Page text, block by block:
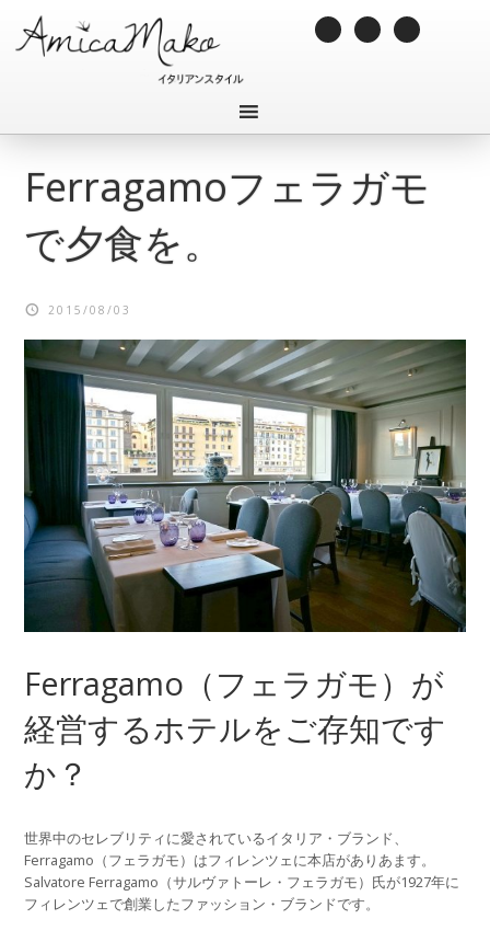
Ferragamoフェラガモ
で夕食を。
2015/08/03
Ferragamo（フェラガモ）が
経営するホテルをご存知です
か？
世界中のセレブリティに愛されているイタリア・ブランド、
Ferragamo（フェラガモ）はフィレンツェに本店がありあます。
Salvatore Ferragamo（サルヴァトーレ・フェラガモ）氏が1927年に
フィレンツェで創業したファッション・ブランドです。